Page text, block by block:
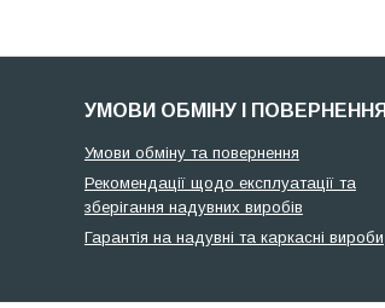
УМОВИ ОБМІНУ І ПОВЕРНЕННЯ
Умови обміну та повернення
Рекомендації щодо експлуатації та
зберігання надувних виробів
Гарантія на надувні та каркасні вироби